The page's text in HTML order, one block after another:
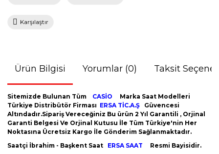
Karşılaştır
Ürün Bilgisi Yorumlar (0) Taksit
Sitemizde Bulunan Tüm CASİO
Marka Saat Modelleri
Türkiye Distribütör Firması ERSA TİC.A.Ş
Güvencesi
Altındadır.Sipariş Vereceğiniz Bu ürün 2 Yıl Garantili , Orjinal
Garanti Belgesi Ve Orjinal Kutusu İle Tüm Türkiye'nin Her
Noktasına Ücretsiz Kargo İle Gönderim Sağlanmaktadır.
Saatçi İbrahim - Başkent Saat ERSA SAAT Resmi Bayisidir.